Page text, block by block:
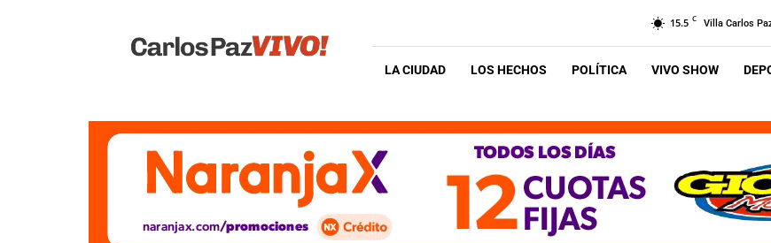
Vivo
15.5 C Villa Carlos
LA CIUDAD LOS HECHOS POLÍTICA VIVO SHOW